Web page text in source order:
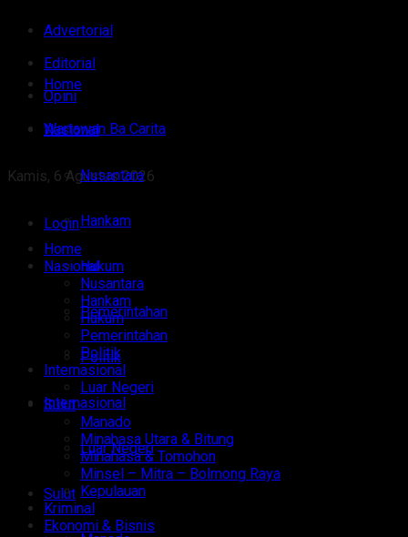
Advertorial
Editorial
Opini
Wartawan Ba Carita
Kamis, 6 Agustus 2026
Login
Home
Nasional
Nusantara
Hankam
Hukum
Pemerintahan
Politik
Internasional
Luar Negeri
Sulut
Home
Nasional
Nusantara
Hankam
Hukum
Pemerintahan
Politik
Internasional
Luar Negeri
Sulut
Manado
Minahasa Utara & Bitung
Minahasa & Tomohon
Minsel – Mitra – Bolmong Raya
Kepulauan
Kriminal
Ekonomi & Bisnis